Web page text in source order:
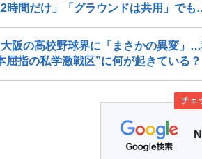
2時間だけ」「グラウンドは共用」で
大阪の高校野球界に「まさかの異変
屈指の私学激戦区”に何が起きている？
チェ